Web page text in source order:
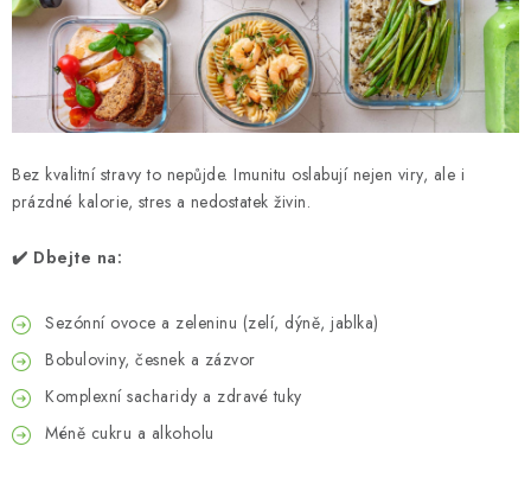
Bez kvalitní stravy to nepůjde. Imunitu oslabují nejen viry, ale i
prázdné kalorie, stres a nedostatek živin.
✔️ Dbejte na:
Sezónní ovoce a zeleninu (zelí, dýně, jablka)
Bobuloviny, česnek a zázvor
Komplexní sacharidy a zdravé tuky
Méně cukru a alkoholu